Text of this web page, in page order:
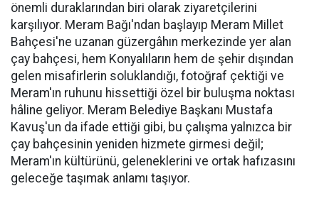
önemli duraklarından biri olarak ziyaretçilerini
karşılıyor. Meram Bağı'ndan başlayıp Meram Millet
Bahçesi'ne uzanan güzergâhın merkezinde yer alan
çay bahçesi, hem Konyalıların hem de şehir dışından
gelen misafirlerin soluklandığı, fotoğraf çektiği ve
Meram'ın ruhunu hissettiği özel bir buluşma noktası
hâline geliyor. Meram Belediye Başkanı Mustafa
Kavuş'un da ifade ettiği gibi, bu çalışma yalnızca bir
çay bahçesinin yeniden hizmete girmesi değil;
Meram'ın kültürünü, geleneklerini ve ortak hafızasını
geleceğe taşımak anlamı taşıyor.